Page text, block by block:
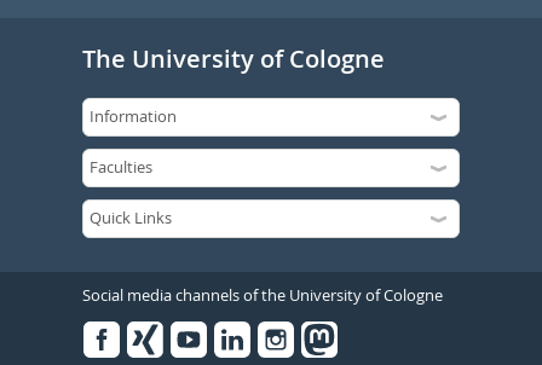
The University of Cologne
Social media channels of the University of Cologne